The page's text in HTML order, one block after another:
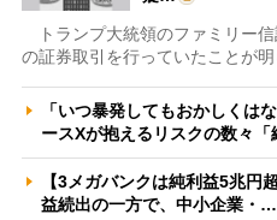
トランプ大統領のファミリー
の証券取引を行っていたことが
「いつ暴発してもおかしくは
ースXが抱えるリスクの数々
【3メガバンクは純利益5兆円
益続出の一方で、中小企業・…